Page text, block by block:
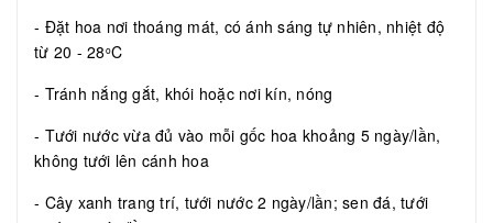
- Đặt hoa nơi thoáng mát, có ánh sáng tự nhiên, nhiệt độ
từ 20 - 28oC
- Tránh nắng gắt, khói hoặc nơi kín, nóng
- Tưới nước vừa đủ vào mỗi gốc hoa khoảng 5 ngày/lần,
không tưới lên cánh hoa
- Cây xanh trang trí, tưới nước 2 ngày/lần; sen đá, tưới